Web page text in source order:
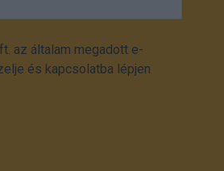
az általam megadott e-
és kapcsolatba lépjen